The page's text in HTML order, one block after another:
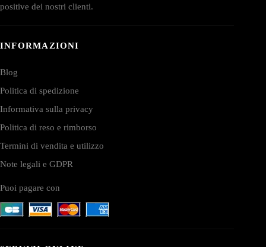
positive dei nostri clienti.
INFORMAZIONI
Blog
Politica di spedizione
Informativa sulla privacy
Politica di reso e rimborso
Termini di vendita e utilizzo
Note legali e GDPR
Puoi pagare con